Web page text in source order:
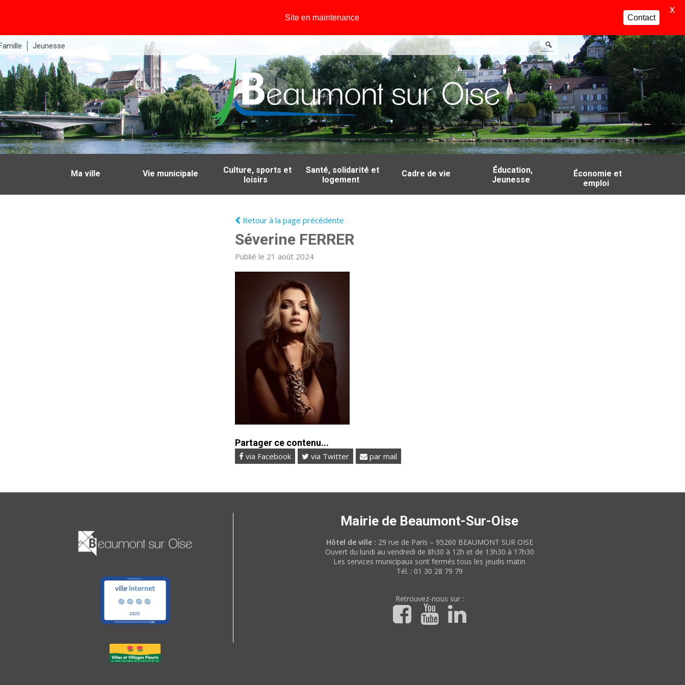
Jeunesse
Ma ville Vie municipale
Culture, sports et
loisirs
Santé, solidarité et
logement
Cadre de vie
Éducation,
Jeunesse
Économie et
emploi
Retour à la page précédente
Séverine FERRER
Publié le 21 août 2024
Partager ce contenu...
via Facebook via Twitter par mail
Mairie de Beaumont-Sur-Oise
Hôtel de ville : 29 rue de Paris – 95260 BEAUMONT SUR OISE
Ouvert du lundi au vendredi de 8h30 à 12h et de 13h30 à 17h30
Les services municipaux sont fermés tous les jeudis matin
Tél. : 01 30 28 79 79
Retrouvez-nous sur :
Site en maintenance Contact
X